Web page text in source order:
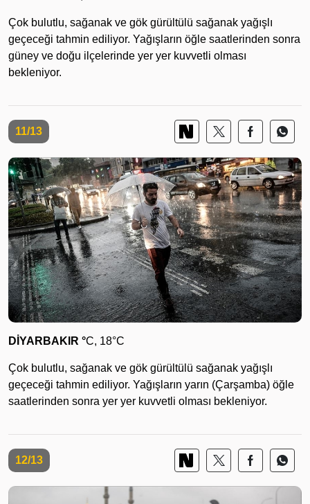
Çok bulutlu, sağanak ve gök gürültülü sağanak yağışlı
geçeceği tahmin ediliyor. Yağışların öğle saatlerinden sonra
güney ve doğu ilçelerinde yer yer kuvvetli olması
bekleniyor.
11/13
DİYARBAKIR °C, 18°C
Çok bulutlu, sağanak ve gök gürültülü sağanak yağışlı
geçeceği tahmin ediliyor. Yağışların yarın (Çarşamba) öğle
saatlerinden sonra yer yer kuvvetli olması bekleniyor.
12/13